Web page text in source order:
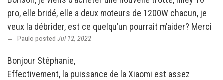
pro, elle bridé, elle a deux moteurs de 1200W chacun, je
veux la débrider, est ce quelqu’un pourrait m’aider? Merci
Paulo posted Jul 12, 2022
Bonjour Stéphanie,
Effectivement, la puissance de la Xiaomi est assez